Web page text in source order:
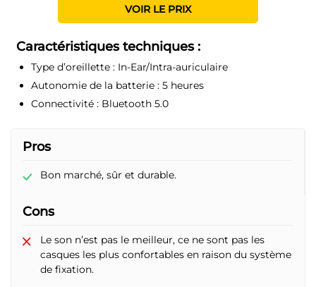
VOIR LE PRIX
Caractéristiques techniques :
Type d’oreillette : In-Ear/Intra-auriculaire
Autonomie de la batterie : 5 heures
Connectivité : Bluetooth 5.0
Pros
Bon marché, sûr et durable.
Cons
Le son n’est pas le meilleur, ce ne sont pas les
casques les plus confortables en raison du système
de fixation.